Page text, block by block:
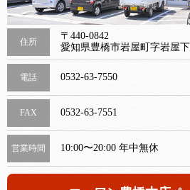
住所
〒440-0842
愛知県豊橋市岩屋町字岩屋下
電話 0532-63-7550
FAX 0532-63-7551
営業時間 10:00〜20:00 年中無休